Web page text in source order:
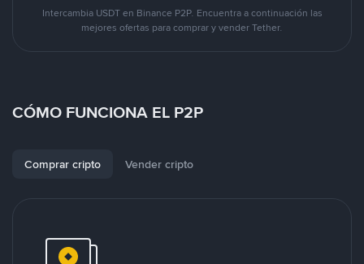
Intercambia USDT en Binance P2P. Encuentra a continuación las
mejores ofertas para comprar y vender Tether.
CÓMO FUNCIONA EL P2P
Comprar cripto Vender cripto